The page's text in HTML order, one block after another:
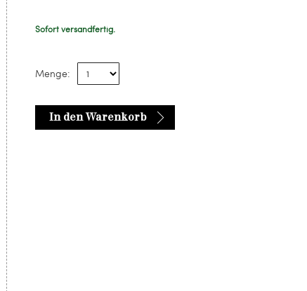
Sofort versandfertig.
Menge:
In den Warenkorb